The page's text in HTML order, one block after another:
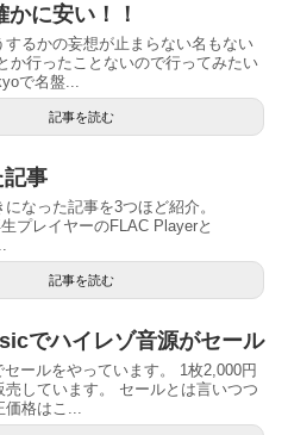
かに安い！！
するかの妄想が止まらない名もない
か行ったことないので行ってみたい
で名盤...
記事を読む
記事
なった記事を3つほど紹介。
プレイヤーのFLAC Playerと
記事を読む
でハイレゾ音源がセール
ールをやっています。 1枚2,000円
売しています。 セールとは言いつつ
価格はこ...